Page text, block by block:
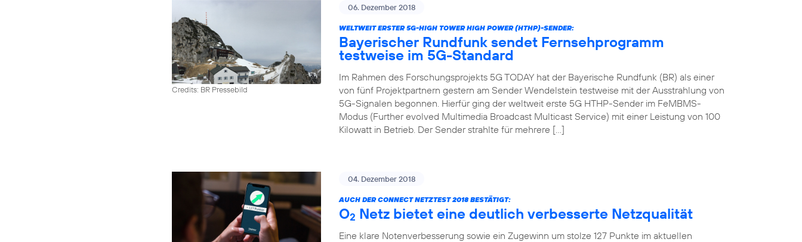
Credits: BR Pressebild
06. Dezember 2018
WELTWEIT ERSTER 5G-HIGH TOWER HIGH POWER (HTHP)-SENDER:
Bayerischer Rundfunk sendet Fernsehprogramm
testweise im 5G-Standard
Im Rahmen des Forschungsprojekts 5G TODAY hat der Bayerische Rundfunk (BR) als einer
von fünf Projektpartnern gestern am Sender Wendelstein testweise mit der Ausstrahlung von
5G-Signalen begonnen. Hierfür ging der weltweit erste 5G HTHP-Sender im FeMBMS-
Modus (Further evolved Multimedia Broadcast Multicast Service) mit einer Leistung von 100
Kilowatt in Betrieb. Der Sender strahlte für mehrere […]
04. Dezember 2018
AUCH DER CONNECT NETZTEST 2018 BESTÄTIGT:
O2 Netz bietet eine deutlich verbesserte Netzqualität
Eine klare Notenverbesserung sowie ein Zugewinn um stolze 127 Punkte im aktuellen